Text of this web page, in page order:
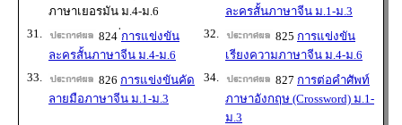
ภาษาเยอรมัน ม.4-ม.6
ละครสั้นภาษาจีน ม.1-ม.3
31.
824 ่การแข่งขัน
ละครสั้นภาษาจีน ม.4-ม.6
32. 825 การแข่งขัน
เรียงความภาษาจีน ม.4-ม.6
33.
826 การแข่งขันคัด
ลายมือภาษาจีน ม.1-ม.3
34. 827 การต่อคำศัพท์
ภาษาอังกฤษ (Crossword) ม.1-
ม.3